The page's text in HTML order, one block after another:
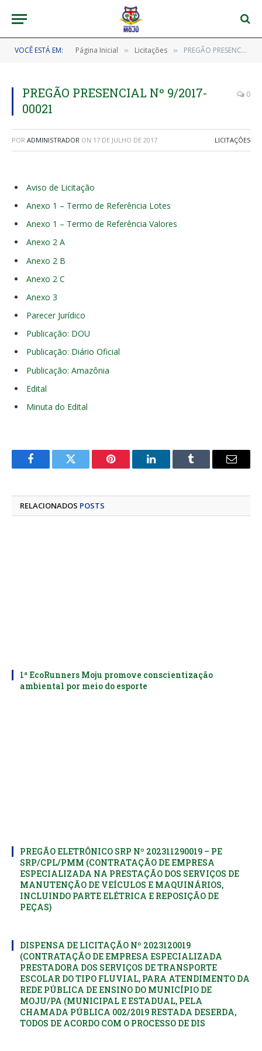
VOCÊ ESTÁ EM: Página Inicial » Licitações » PREGÃO PRESENCIAL Nº 9/2017-00021
PREGÃO PRESENCIAL Nº 9/2017-
00021
0
POR ADMINISTRADOR ON 17 DE JULHO DE 2017 LICITAÇÕES
Aviso de Licitação
Anexo 1 – Termo de Referência Lotes
Anexo 1 – Termo de Referência Valores
Anexo 2 A
Anexo 2 B
Anexo 2 C
Anexo 3
Parecer Jurídico
Publicação: DOU
Publicação: Diário Oficial
Publicação: Amazônia
Edital
Minuta do Edital
FacebookTwitter Pinterest LinkedInTumblr
E-
RELACIONADOS POSTS
1ª EcoRunners Moju promove conscientização
ambiental por meio do esporte
PREGÃO ELETRÔNICO SRP Nº 202311290019 – PE
SRP/CPL/PMM (CONTRATAÇÃO DE EMPRESA
ESPECIALIZADA NA PRESTAÇÃO DOS SERVIÇOS DE
MANUTENÇÃO DE VEÍCULOS E MAQUINÁRIOS,
INCLUINDO PARTE ELÉTRICA E REPOSIÇÃO DE
PEÇAS)
DISPENSA DE LICITAÇÃO Nº 2023120019
(CONTRATAÇÃO DE EMPRESA ESPECIALIZADA
PRESTADORA DOS SERVIÇOS DE TRANSPORTE
ESCOLAR DO TIPO FLUVIAL, PARA ATENDIMENTO DA
REDE PÚBLICA DE ENSINO DO MUNICÍPIO DE
MOJU/PA (MUNICIPAL E ESTADUAL, PELA
CHAMADA PÚBLICA 002/2019 RESTADA DESERDA,
TODOS DE ACORDO COM O PROCESSO DE DIS